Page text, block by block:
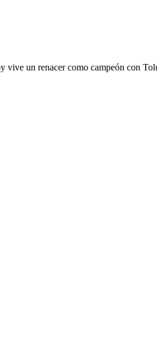
vive un renacer como campeón con